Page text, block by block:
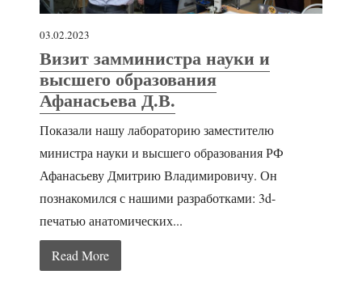
03.02.2023
Визит замминистра науки и
высшего образования
Афанасьева Д.В.
Показали нашу лабораторию заместителю
министра науки и высшего образования РФ
Афанасьеву Дмитрию Владимировичу. Он
познакомился с нашими разработками: 3d-
печатью анатомических...
Read More